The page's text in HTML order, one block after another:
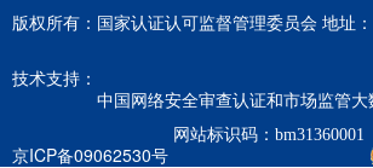
版权所有：国家认证认可监督管理委员会 地址
技术支持： 中国网络安全审查认证和市场监管
京ICP备09062530号 网站标识码：bm31360001